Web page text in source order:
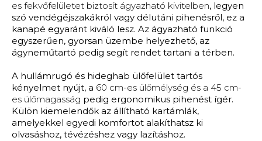
es fekvőfelületet biztosít ágyazható kivitelben, legyen
szó vendégéjszakákról vagy délutáni pihenésről, ez a
kanapé egyaránt kiváló lesz. Az ágyazható funkció
egyszerűen, gyorsan üzembe helyezhető, az
ágyneműtartó pedig segít rendet tartani a térben.
A hullámrugó és hideghab ülőfelület tartós
kényelmet nyújt, a 60 cm-es ülőmélység és a 45 cm-
es ülőmagasság pedig ergonomikus pihenést ígér.
Külön kiemelendők az állítható kartámlák,
amelyekkel egyedi komfortot alakíthatsz ki
olvasáshoz, tévézéshez vagy lazításhoz.